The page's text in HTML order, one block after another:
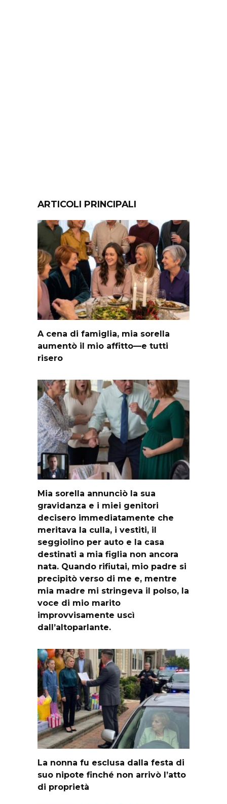
ARTICOLI PRINCIPALI
A cena di famiglia, mia sorella
aumentò il mio affitto—e tutti
risero
Mia sorella annunciò la sua
gravidanza e i miei genitori
decisero immediatamente che
meritava la culla, i vestiti, il
seggiolino per auto e la casa
destinati a mia figlia non ancora
nata. Quando rifiutai, mio padre si
precipitò verso di me e, mentre
mia madre mi stringeva il polso, la
voce di mio marito
improvvisamente uscì
dall’altoparlante.
La nonna fu esclusa dalla festa di
suo nipote finché non arrivò l’atto
di proprietà